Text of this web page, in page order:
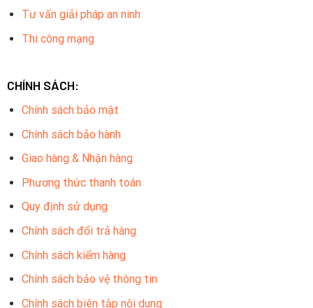
Tư vấn giải pháp an ninh
Thi công mạng
CHÍNH SÁCH:
Chính sách bảo mật
Chính sách bảo hành
Giao hàng & Nhận hàng
Phương thức thanh toán
Quy định sử dụng
Chính sách đổi trả hàng
Chính sách kiểm hàng
Chính sách bảo vệ thông tin
Chính sách biên tập nội dung